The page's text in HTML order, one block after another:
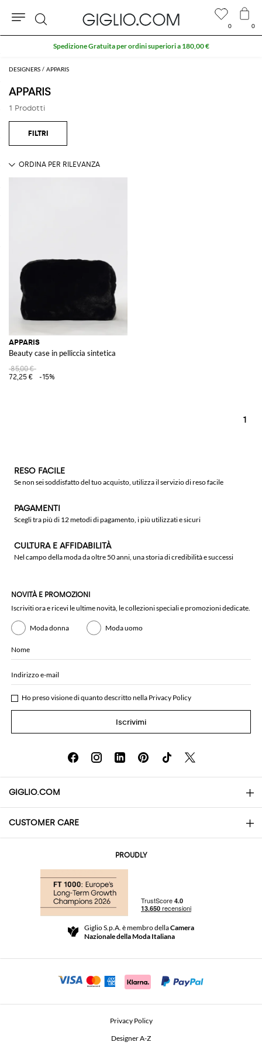
DESIGNERS APPARIS
APPARIS
1 Prodotti
APPARIS
Beauty case in pelliccia sintetica
85,00 €
72,25 €
-15%
1
0 0
Cerca
Spedizione Gratuita per ordini superiori a 180,00 €
RESO FACILE
Se non sei soddisfatto del tuo acquisto, utilizza il servizio di reso facile
PAGAMENTI
Scegli tra più di 12 metodi di pagamento, i più utilizzati e sicuri
CULTURA E AFFIDABILITÀ
Nel campo della moda da oltre 50 anni, una storia di credibilità e successi
NOVITÀ E PROMOZIONI
Iscriviti ora e ricevi le ultime novità, le collezioni speciali e promozioni dedicate.
Moda donna Moda uomo
Nome
Indirizzo e-mail
Ho preso visione di quanto descritto nella Privacy Policy
Iscrivimi
GIGLIO.COM
About
Community Store
Beauty Seekers VIP Club
CUSTOMER CARE
Resi e Rimborsi
Termini e Condizioni di vendita
Comunicazione di sicurezza
PROUDLY
Giglio S.p.A. è membro dellaCamera
Nazionale della Moda Italiana
Privacy Policy
Designer A-Z